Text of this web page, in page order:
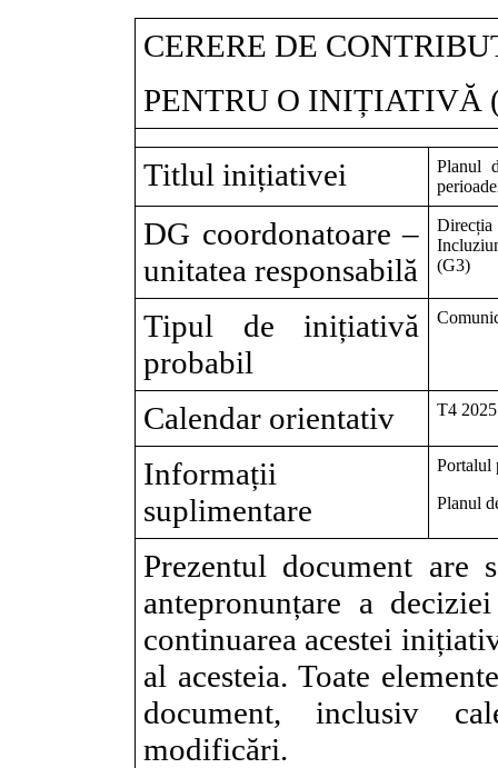
CERERE DE
PENTRU O INIȚIATIVĂ
Titlul inițiativei
Planul
DG coordonatoare –
unitatea responsabilă
(G3)
Tipul de inițiativă
probabil
Calendar orientativ T4 2025
Informații
suplimentare
Portalul
Planul
Prezentul document
antepronunțare a
continuarea acestei
al acesteia. Toate
document, inclusiv
modificări.